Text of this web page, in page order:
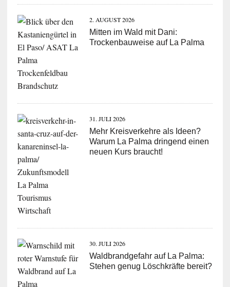
2. AUGUST 2026
Mitten im Wald mit Dani:
Trockenbauweise auf La Palma
31. JULI 2026
Mehr Kreisverkehre als Ideen?
Warum La Palma dringend einen
neuen Kurs braucht!
30. JULI 2026
Waldbrandgefahr auf La Palma:
Stehen genug Löschkräfte bereit?